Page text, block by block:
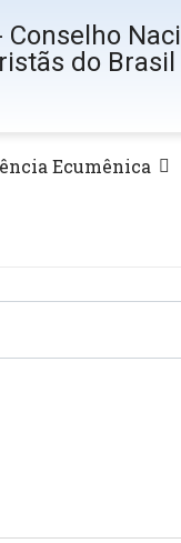
Ecumênica